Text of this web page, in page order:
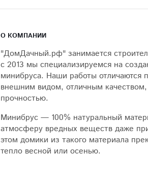
О КОМПАНИИ
"ДомДачный.рф" занимается
с 2013 мы специализируемся на
минибруса. Наши работы отличаются
внешним видом, отличным
прочностью.
Минибрус — 100% натуральный
атмосферу вредных веществ даже
этом домики из такого материала
тепло весной или осенью.